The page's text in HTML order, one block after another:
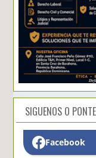
SIGUENOS O
Facebook